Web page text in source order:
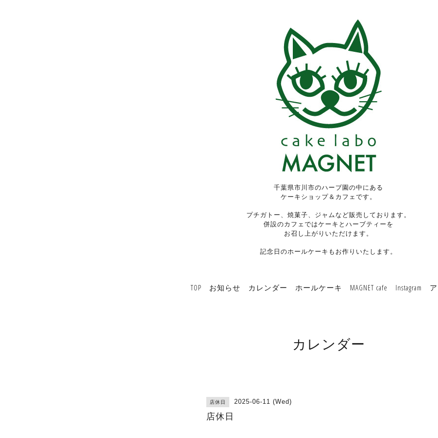
千葉県市川市のハーブ園の中にある
ケーキショップ＆カフェです。
プチガトー、焼菓子、ジャムなど販売しております。
併設のカフェではケーキとハーブティーを
お召し上がりいただけます。
記念日のホールケーキもお作りいたします。
TOP お知らせ カレンダー ホールケーキ MAGNET cafe Instagram
カレンダー
店休日 2025-06-11 (Wed)
店休日